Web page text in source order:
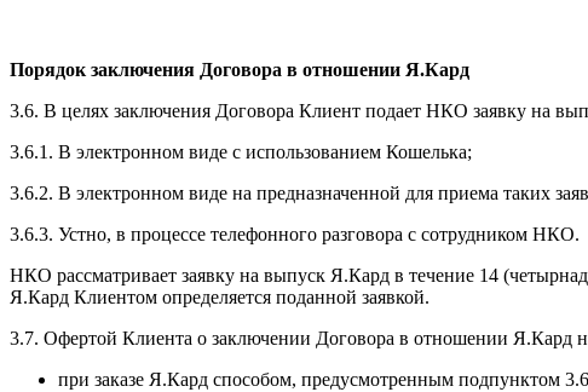
Порядок заключения Договора в отношении Я.Кард
3.6. В целях заключения Договора Клиент подает НКО заявку на
3.6.1. В электронном виде с использованием Кошелька;
3.6.2. В электронном виде на предназначенной для приема таких
3.6.3. Устно, в процессе телефонного разговора с сотрудником НКО.
НКО рассматривает заявку на выпуск Я.Кард в течение 14
Я.Кард Клиентом определяется поданной заявкой.
3.7. Офертой Клиента о заключении Договора в отношении Я.Кард
при заказе Я.Кард способом, предусмотренным подпунктом